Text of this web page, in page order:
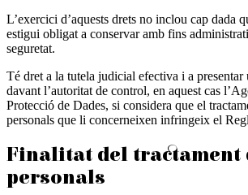
L’exercici d’aquests drets no inclou cap dada
estigui obligat a conservar amb fins
seguretat.
Té dret a la tutela judicial efectiva i a presentar
davant l’autoritat de control, en aquest cas
Protecció de Dades, si considera que el
personals que li concerneixen infringeix el
Finalitat del tractament
personals